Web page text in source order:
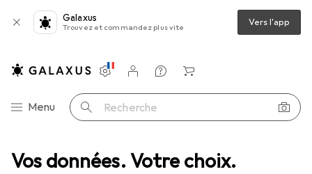
Vos données. Votre choix.
Galaxus
Trouvez et commandez plus vite Vers l'app
Navigation par catégorie
Menu Recherche
Paramètres
Compte client
Listes de comparaison
Listes d'envies
Panier
Clé à douille + douilles Gedore 19 14 Douille 1/2", 6 pans, 14 mm